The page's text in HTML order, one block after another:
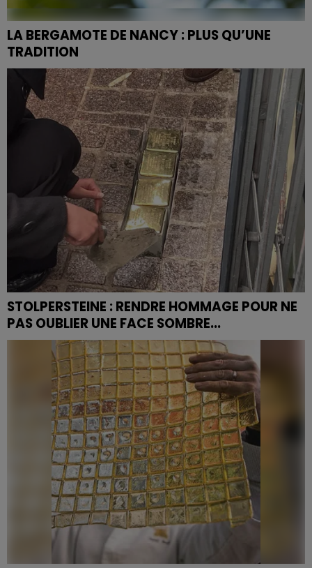
LA BERGAMOTE DE NANCY : PLUS QU’UNE
TRADITION
Véritable emblème de la Lorraine, ce petit carré doré
cache un savoir-faire centenaire. Découvrez l'histoire
de la Bergamote de Nancy, la première confiserie...
STOLPERSTEINE : RENDRE HOMMAGE POUR NE
PAS OUBLIER UNE FACE SOMBRE...
Ce mardi 5 mai a eu lieue l’inauguration des
Stolpersteine pour rendre hommage à cinq familles
juives d’Épinal qui ont été victimes du nazisme.